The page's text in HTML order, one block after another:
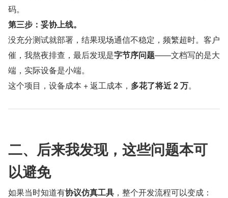
码。
第三步：妥协上线。
没充分测试就部署，结果现场通信不稳定，频繁超时。客户
催，我熬夜排查，最后发现是​字节序问题​——文档写的是大
端，实际设备是小端。
这个项目，设备成本 + 返工成本，​ 多花了将近 2 万​。
二、后来我发现，这些问题本可
以避免
如果当时知道有​协议仿真工具 ​，整个开发流程可以变成：